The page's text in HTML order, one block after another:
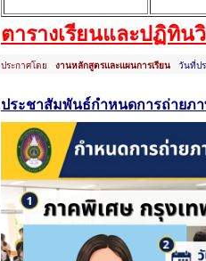
ตารางเรียนและปฏิทิน
ประกาศโดย งานหลักสูตรและแผนการเรียน วันที่ปร
ประชาสัมพันธ์กำหนดการถ่ายภ